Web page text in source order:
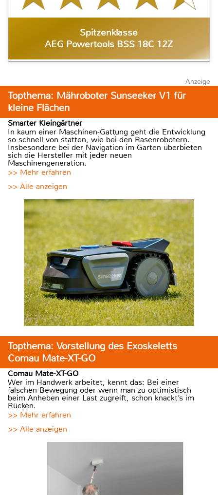
Spitzenklasse
AEG Powertools BSS 18C 12Z
Anzeige
Topthema: Mähroboter Sunseeker V1 für
kleine Flächen
Smarter Kleingärtner
In kaum einer Maschinen-Gattung geht die Entwicklung
so schnell von statten, wie bei den Rasenrobotern.
Insbesondere bei der Navigation im Garten überbieten
sich die Hersteller mit jeder neuen
Maschinengeneration.
>> Mehr erfahren
>> Alle anzeigen
Topthema: Vorstellung des Exoskeletts
Comau Mate-XT-GO
Comau Mate-XT-GO
Wer im Handwerk arbeitet, kennt das: Bei einer
falschen Bewegung oder wenn man zu optimistisch
beim Anheben einer Last zugreift, schon knackt’s im
Rücken.
>> Mehr erfahren
>> Alle anzeigen